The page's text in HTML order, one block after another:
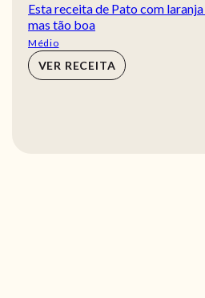
Esta receita de Pato com
mas tão boa
Médio
VER RECEITA